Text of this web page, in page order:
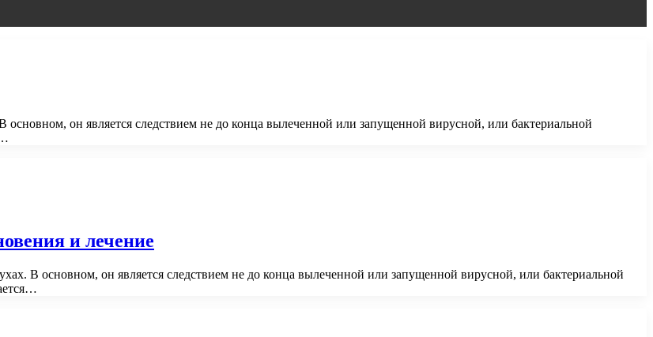
основном, он является следствием не до конца вылеченной или запущенной вирусной, или бактериальной
и лечение
В основном, он является следствием не до конца вылеченной или запущенной вирусной, или бактериальной